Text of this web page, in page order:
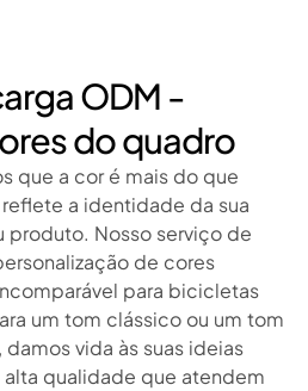
ODM -
do quadro
que a cor é mais do que
a identidade da sua
produto. Nosso serviço de
de cores
para bicicletas
um tom clássico ou um tom
vida às suas ideias
qualidade que atendem